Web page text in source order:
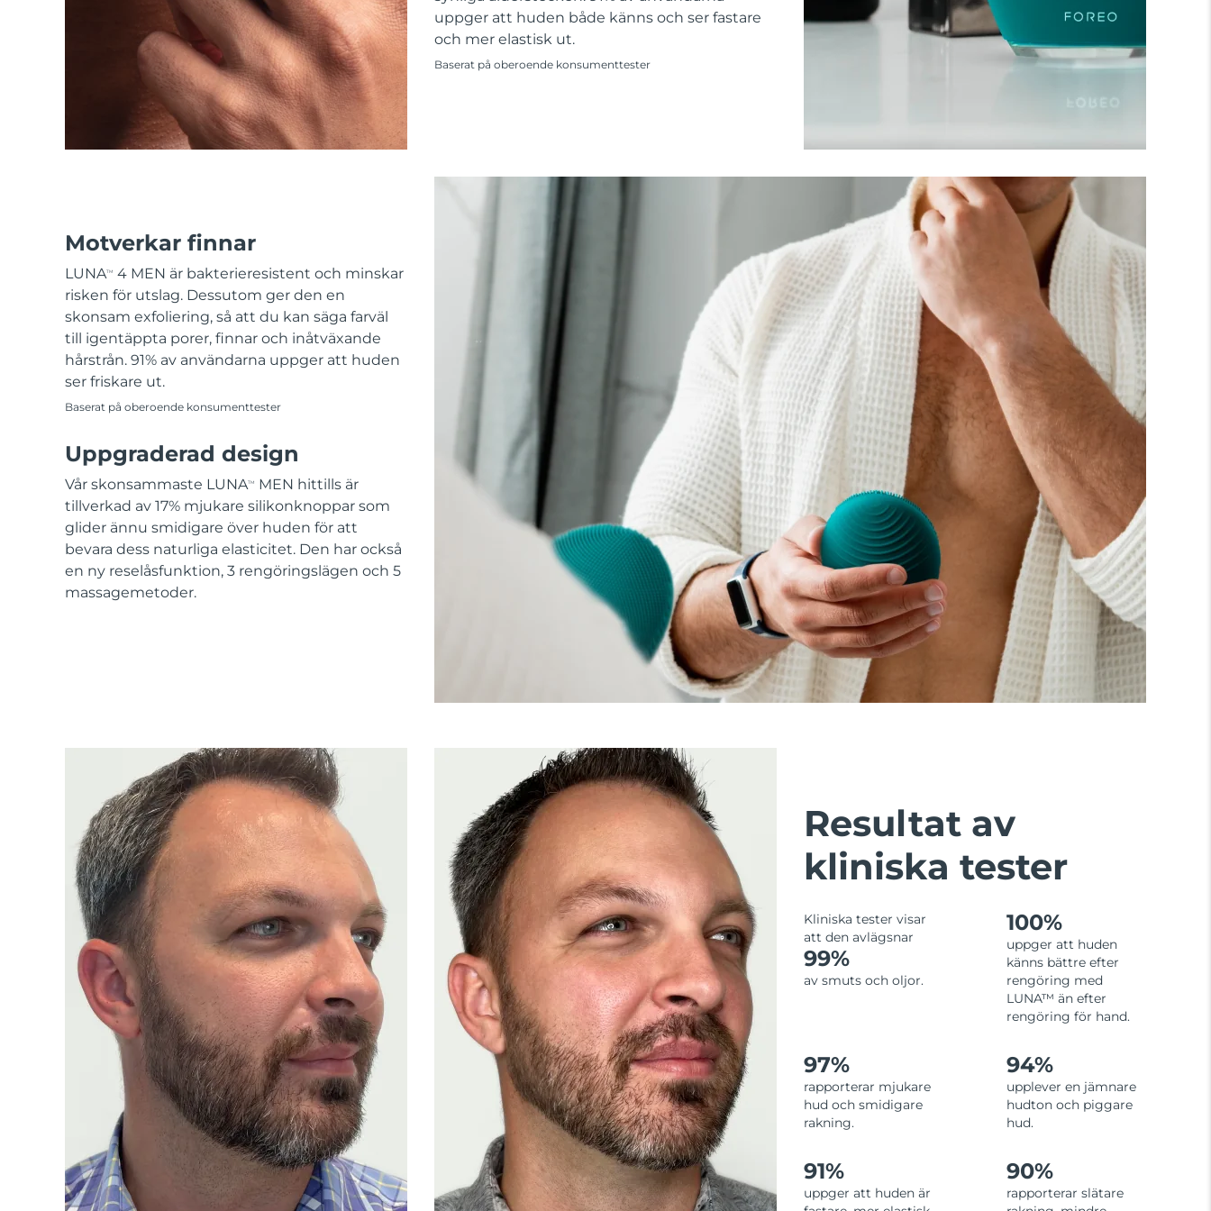
uppger att huden både känns och ser fastare
och mer elastisk ut.
Baserat på oberoende konsumenttester
Motverkar finnar
LUNATM
4 MEN är bakterieresistent och minskar
risken för utslag. Dessutom ger den en
skonsam exfoliering, så att du kan säga farväl
till igentäppta porer, finnar och inåtväxande
hårstrån. 91% av användarna uppger att huden
ser friskare ut.
Baserat på oberoende konsumenttester
Uppgraderad design
Vår skonsammaste LUNATM
MEN hittills är
tillverkad av 17% mjukare silikonknoppar som
glider ännu smidigare över huden för att
bevara dess naturliga elasticitet. Den har också
en ny reselåsfunktion, 3 rengöringslägen och 5
massagemetoder.
Resultat av
kliniska tester
Kliniska tester visar
att den avlägsnar
99%
av smuts och oljor.
100%
uppger att huden
känns bättre efter
rengöring med
LUNA™ än efter
rengöring för hand.
97%
rapporterar mjukare
hud och smidigare
rakning.
94%
upplever en jämnare
hudton och piggare
hud.
91%
uppger att huden är
90%
rapporterar slätare
All acne treatment devices
All revitalizing eye massagers
KIWI™-hudvård
Advanced pore care essentials
For healthy hair
issa™ Teeth Whitening Gel
18% PAP
Man
OM FOREO